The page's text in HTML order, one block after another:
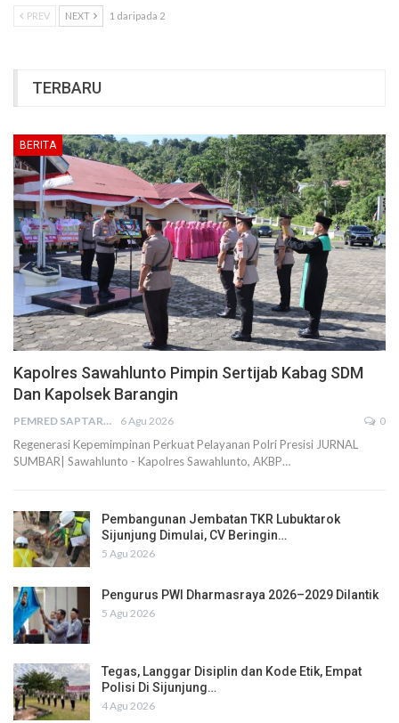
PREV NEXT 1 daripada 2
TERBARU
BERITA
Kapolres Sawahlunto Pimpin Sertijab Kabag SDM
Dan Kapolsek Barangin
PEMRED SAPTARIUS 6 Agu 2026 0
Regenerasi Kepemimpinan Perkuat Pelayanan Polri Presisi JURNAL
SUMBAR| Sawahlunto - Kapolres Sawahlunto, AKBP…
Pembangunan Jembatan TKR Lubuktarok
Sijunjung Dimulai, CV Beringin…
5 Agu 2026
Pengurus PWI Dharmasraya 2026–2029 Dilantik
5 Agu 2026
Tegas, Langgar Disiplin dan Kode Etik, Empat
Polisi Di Sijunjung…
4 Agu 2026